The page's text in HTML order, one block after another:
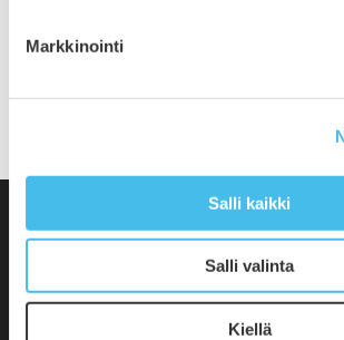
Markkinointi
Salli kaikki
Salli valinta
Kiellä
huhtikuu 2019
tammikuu 2019
Etelä-Pohjanmaan